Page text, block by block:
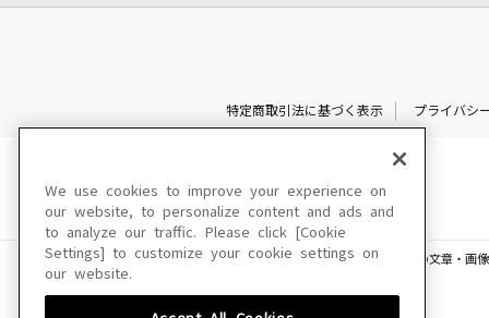
特定商取引法に基づく表示 プライバシ
このサイトに掲載されている一切の文章・画
We use cookies to improve your experience on
our website, to personalize content and ads and
to analyze our traffic. Please click [Cookie
Settings] to customize your cookie settings on
our website.